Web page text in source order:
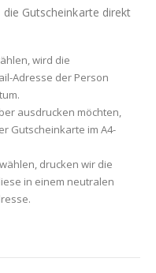
Gutscheinkarte direkt
wird die
Adresse der Person
ausdrucken möchten,
Gutscheinkarte im A4-
drucken wir die
in einem neutralen